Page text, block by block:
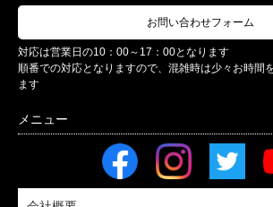
お問い合わせフォーム
対応は営業日の10：00～17：00となります
順番での対応となりますので、混雑時は少々お時間
ます